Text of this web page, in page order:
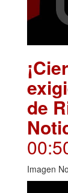
de
Imagen